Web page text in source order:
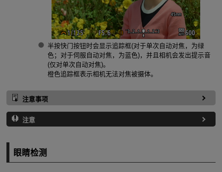
半按快门按钮时会显示追踪框(对于单次自动对焦，为绿
色；对于伺服自动对焦，为蓝色)，并且相机会发出提示音
(仅对单次自动对焦)。
橙色追踪框表示相机无法对焦被摄体。
注意事项
注意
眼睛检测